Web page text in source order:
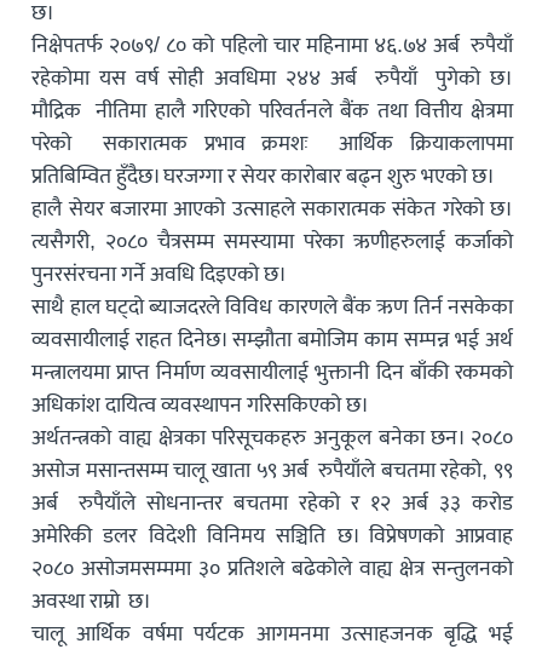
छ।
निक्षेपतर्फ २०७९/ ८० को पहिलो चार महिनामा ४६.७४ अर्ब रुपैयाँ
रहेकोमा यस वर्ष सोही अवधिमा २४४ अर्ब रुपैयाँ पुगेको छ।
मौद्रिक नीतिमा हालै गरिएको परिवर्तनले बैंक तथा वित्तीय क्षेत्रमा
परेको सकारात्मक प्रभाव क्रमशः आर्थिक क्रियाकलापमा
प्रतिबिम्वित हुँदैछ। घरजग्गा र सेयर कारोबार बढ्न शुरु भएको छ।
हालै सेयर बजारमा आएको उत्साहले सकारात्मक संकेत गरेको छ।
त्यसैगरी, २०८० चैत्रसम्म समस्यामा परेका ऋणीहरुलाई कर्जाको
पुनरसंरचना गर्ने अवधि दिइएको छ।
साथै हाल घट्दो ब्याजदरले विविध कारणले बैंक ऋण तिर्न नसकेका
व्यवसायीलाई राहत दिनेछ। सम्झौता बमोजिम काम सम्पन्न भई अर्थ
मन्त्रालयमा प्राप्त निर्माण व्यवसायीलाई भुक्तानी दिन बाँकी रकमको
अधिकांश दायित्व व्यवस्थापन गरिसकिएको छ।
अर्थतन्त्रको वाह्य क्षेत्रका परिसूचकहरु अनुकूल बनेका छन। २०८०
असोज मसान्तसम्म चालू खाता ५९ अर्ब रुपैयाँले बचतमा रहेको, ९९
अर्ब रुपैयाँले सोधनान्तर बचतमा रहेको र १२ अर्ब ३३ करोड
अमेरिकी डलर विदेशी विनिमय सञ्चिति छ। विप्रेषणको आप्रवाह
२०८० असोजमसम्ममा ३० प्रतिशले बढेकोले वाह्य क्षेत्र सन्तुलनको
अवस्था राम्रो छ।
चालू आर्थिक वर्षमा पर्यटक आगमनमा उत्साहजनक बृद्धि भई